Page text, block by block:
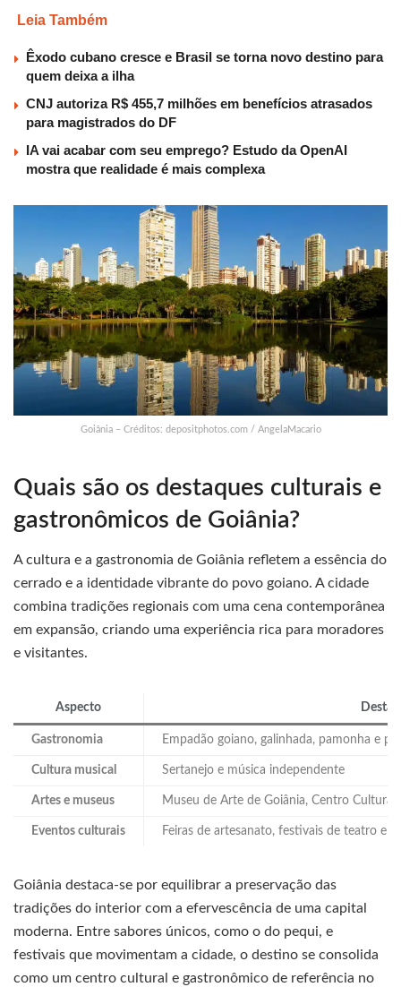
Leia Também
Êxodo cubano cresce e Brasil se torna novo destino para
quem deixa a ilha
CNJ autoriza R$ 455,7 milhões em benefícios atrasados
para magistrados do DF
IA vai acabar com seu emprego? Estudo da OpenAI
mostra que realidade é mais complexa
Goiânia – Créditos: depositphotos.com / AngelaMacario
Quais são os destaques culturais e
gastronômicos de Goiânia?
A cultura e a gastronomia de Goiânia refletem a essência do
cerrado e a identidade vibrante do povo goiano. A cidade
combina tradições regionais com uma cena contemporânea
em expansão, criando uma experiência rica para moradores
e visitantes.
Aspecto
Gastronomia Empadão goiano, galinhada, pamonha e
Cultura musical Sertanejo e música independente
Artes e museus Museu de Arte de Goiânia, Centro Cultural
Eventos culturais Feiras de artesanato, festivais de teatro e
Goiânia destaca-se por equilibrar a preservação das
tradições do interior com a efervescência de uma capital
moderna. Entre sabores únicos, como o do pequi, e
festivais que movimentam a cidade, o destino se consolida
como um centro cultural e gastronômico de referência no